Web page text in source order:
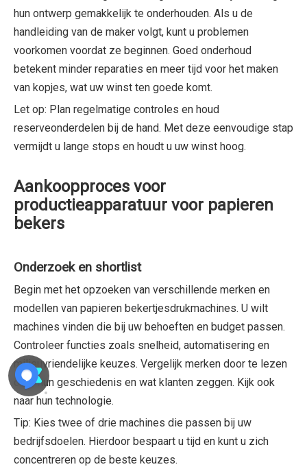
hun ontwerp gemakkelijk te onderhouden. Als u de
handleiding van de maker volgt, kunt u problemen
voorkomen voordat ze beginnen. Goed onderhoud
betekent minder reparaties en meer tijd voor het maken
van kopjes, wat uw winst ten goede komt.
Let op: Plan regelmatige controles en houd
reserveonderdelen bij de hand. Met deze eenvoudige stap
vermijdt u lange stops en houdt u uw winst hoog.
Aankoopproces voor
productieapparatuur voor papieren
bekers
Onderzoek en shortlist
Begin met het opzoeken van verschillende merken en
modellen van papieren bekertjesdrukmachines. U wilt
machines vinden die bij uw behoeften en budget passen.
Controleer functies zoals snelheid, automatisering en
milieuvriendelijke keuzes. Vergelijk merken door te lezen
over hun geschiedenis en wat klanten zeggen. Kijk ook
naar hun technologie.
Tip: Kies twee of drie machines die passen bij uw
bedrijfsdoelen. Hierdoor bespaart u tijd en kunt u zich
concentreren op de beste keuzes.